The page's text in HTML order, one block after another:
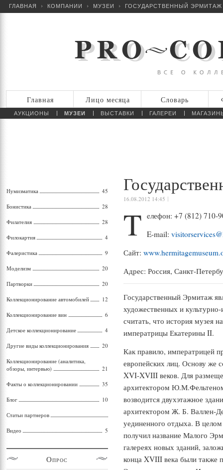
ГЛАВНАЯ КОМПАНИИ МУЗЕИ ГОСУДАРСТВЕННЫЙ ЭРМИТАЖ
Главная Лицо месяца Словарь
АУКЦИОНЫ МУЗЕИ ВЫСТАВКИ ГАЛЕРЕИ
16.08.2012 14:45
T eлефон: +7 (812) 710-
E-mail:
Сайт:
Адрес: Россия, Санкт-
Государственный Эрмитаж
художественных и
считать, что история музея
императрицы Екатерины II.
Как правило, императрицей
европейских лиц. Основу же
XVI-XVIII веков. Для
архитектором
возводится двухэтажное
архитектором Ж. Б. Валлен-
уединенного отдыха. В
получил название Малого
галереях новых зданий,
конца XVIII века были также
Нумизматика 45
Бонистика 28
Филателия 28
Филокартия 4
Фалеристика 9
Моделизм 20
Партворки 20
Коллекционирование автомобилей 12
Коллекционирование вин 6
Детское коллекционирование 4
Другие виды коллекционирования 20
Коллекционирование (аналитика,
обзоры, интервью)
21
Факты о коллекционировании 35
Блог 10
Статьи партнеров
Видео 5
Опрос